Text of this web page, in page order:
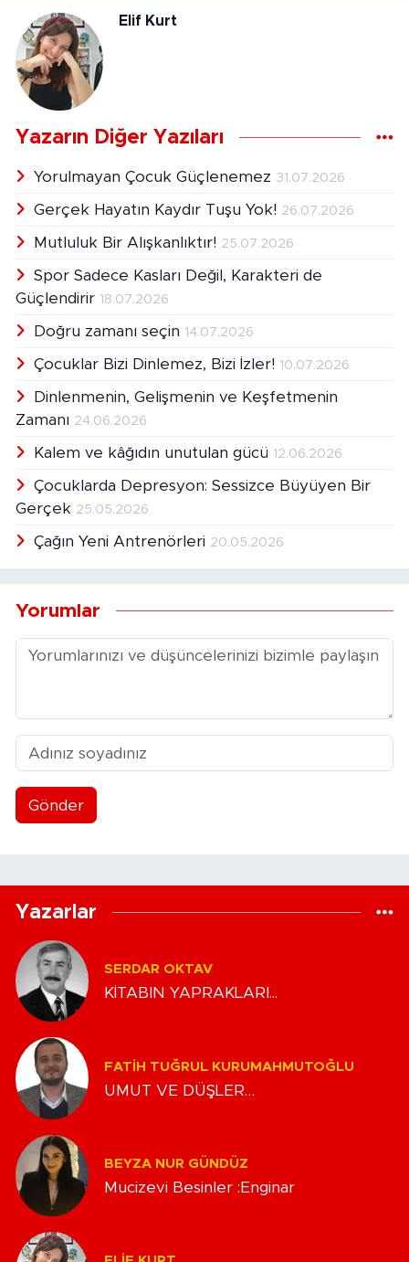
Elif Kurt
Yazarın Diğer Yazıları
Yorulmayan Çocuk Güçlenemez 31.07.2026
Gerçek Hayatın Kaydır Tuşu Yok! 26.07.2026
Mutluluk Bir Alışkanlıktır! 25.07.2026
Spor Sadece Kasları Değil, Karakteri de
Güçlendirir 18.07.2026
Doğru zamanı seçin 14.07.2026
Çocuklar Bizi Dinlemez, Bizi İzler! 10.07.2026
Dinlenmenin, Gelişmenin ve Keşfetmenin
Zamanı 24.06.2026
Kalem ve kâğıdın unutulan gücü 12.06.2026
Çocuklarda Depresyon: Sessizce Büyüyen Bir
Gerçek 25.05.2026
Çağın Yeni Antrenörleri 20.05.2026
Yorumlar
Gönder
Yazarlar
SERDAR OKTAV
KİTABIN YAPRAKLARI...
FATIH TUĞRUL KURUMAHMUTOĞLU
UMUT VE DÜŞLER…
BEYZA NUR GÜNDÜZ
Mucizevi Besinler :Enginar